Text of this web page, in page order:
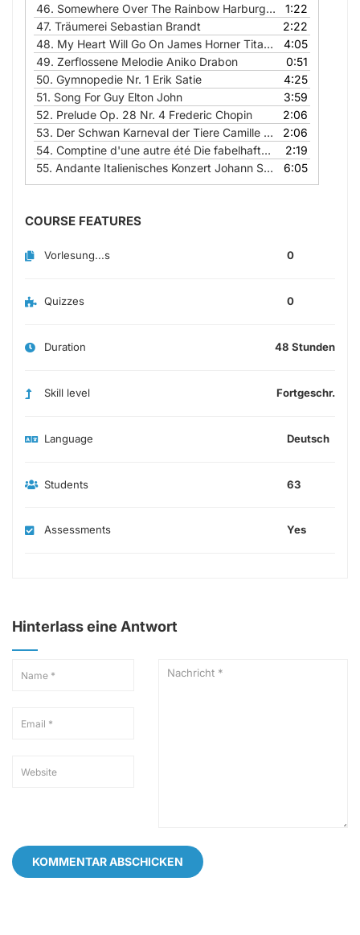
46. Somewhere Over The Rainbow Harburg Arlen
1:22
47. Träumerei Sebastian Brandt
2:22
48. My Heart Will Go On James Horner Titanic Celine Dion
4:05
49. Zerflossene Melodie Aniko Drabon
0:51
50. Gymnopedie Nr. 1 Erik Satie
4:25
51. Song For Guy Elton John
3:59
52. Prelude Op. 28 Nr. 4 Frederic Chopin
2:06
53. Der Schwan Karneval der Tiere Camille Sant Saens
2:06
54. Comptine d'une autre été Die fabelhafte Welt der Amelie Yann Tiersen
2:19
55. Andante Italienisches Konzert Johann Sebastian Bach 6:05
COURSE FEATURES
Vorlesung...s 0
Quizzes 0
Duration 48 Stunden
Skill level Fortgeschr.
Language Deutsch
Students 63
Assessments Yes
Hinterlass eine Antwort